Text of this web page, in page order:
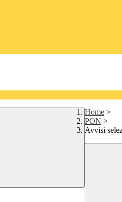
Home >
PON >
Avvisi